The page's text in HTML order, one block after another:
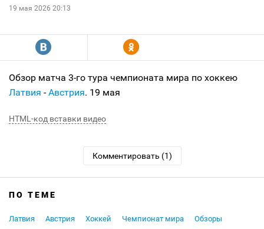
19 мая 2026 20:13
R Y
Обзор матча 3-го тура чемпионата мира по хоккею
Латвия -Австрия. 19 мая
HTML-код вставки видео
Комментировать (1)
ПО ТЕМЕ
Латвия Австрия Хоккей Чемпионат мира
Обзоры